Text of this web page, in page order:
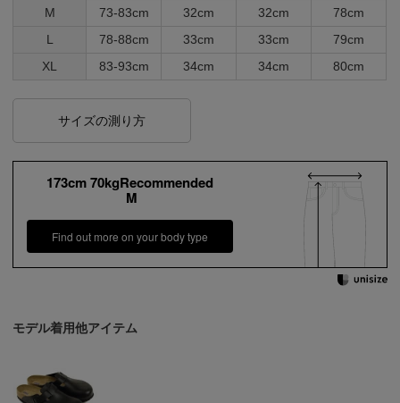
M
73-83cm 32cm 32cm
78cm
L
78-88cm 33cm 33cm
79cm
XL
83-93cm 34cm 34cm 80cm
サイズの測り方
173cm 70kgRecommended
M
Find out more on your body type
モデル着用他アイテム